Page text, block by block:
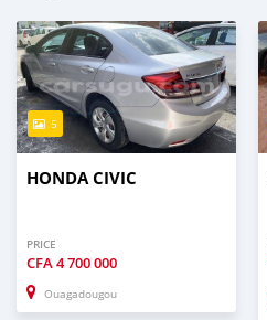
5
HONDA CIVIC
PRICE
CFA4 700 000
Ouagadougou